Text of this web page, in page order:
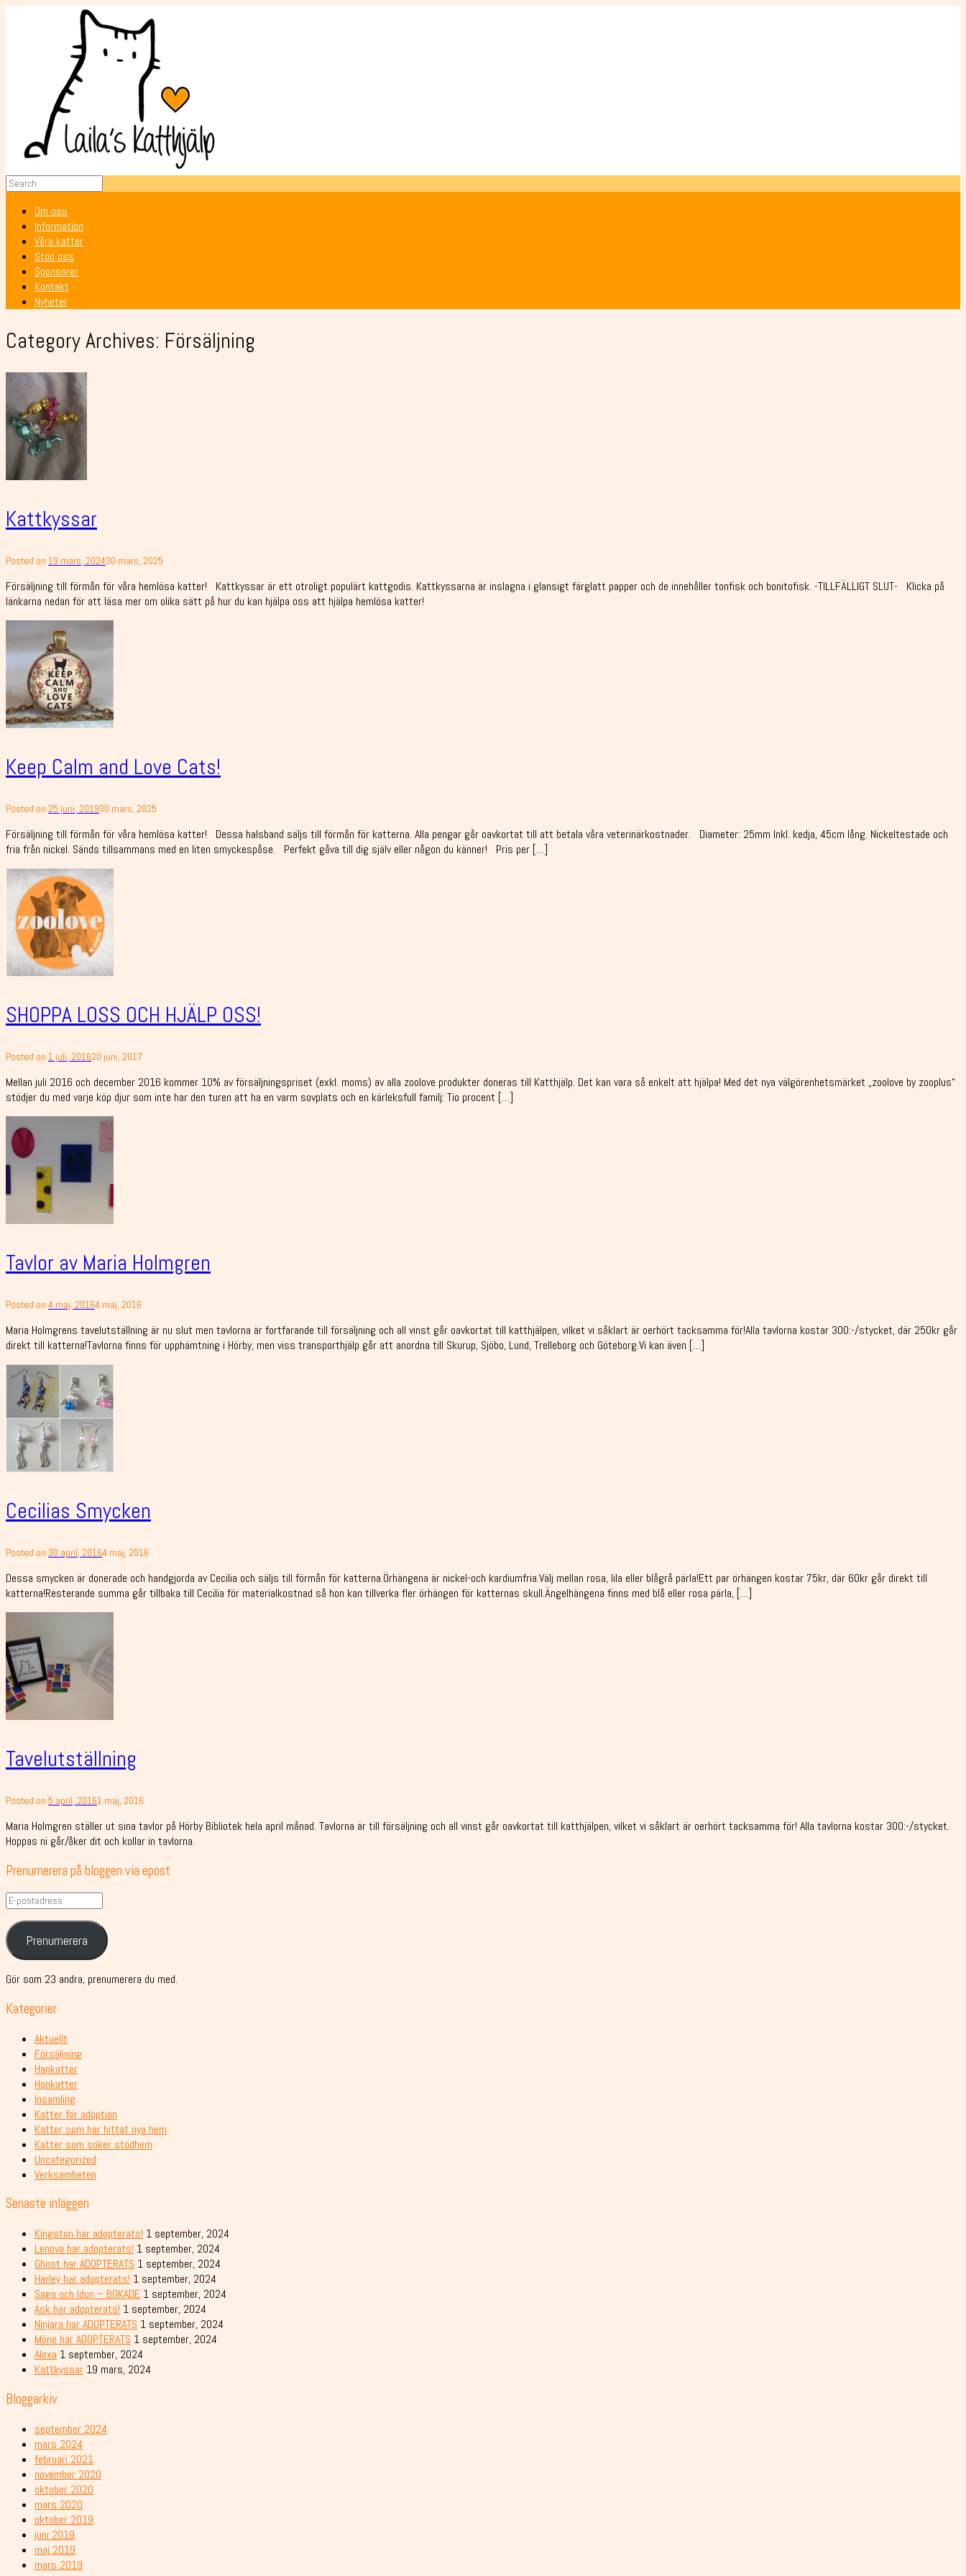
Om oss
Information
Våra katter
Stöd oss
Sponsorer
Kontakt
Nyheter
Category Archives: Försäljning
Kattkyssar
Posted on 19 mars, 202430 mars, 2025
Försäljning till förmån för våra hemlösa katter! Kattkyssar är ett otroligt populärt kattgodis. Kattkyssarna är inslagna i glansigt färglatt papper och de innehåller tonfisk och bonitofisk. -TILLFÄLLIGT SLUT- Klicka på
länkarna nedan för att läsa mer om olika sätt på hur du kan hjälpa oss att hjälpa hemlösa katter!
Keep Calm and Love Cats!
Posted on 25 juni, 201930 mars, 2025
Försäljning till förmån för våra hemlösa katter! Dessa halsband säljs till förmån för katterna. Alla pengar går oavkortat till att betala våra veterinärkostnader. Diameter: 25mm Inkl. kedja, 45cm lång. Nickeltestade och
fria från nickel. Sänds tillsammans med en liten smyckespåse. Perfekt gåva till dig själv eller någon du känner! Pris per […]
SHOPPA LOSS OCH HJÄLP OSS!
Posted on 1 juli, 201620 juni, 2017
Mellan juli 2016 och december 2016 kommer 10% av försäljningspriset (exkl. moms) av alla zoolove produkter doneras till Katthjälp. Det kan vara så enkelt att hjälpa! Med det nya välgörenhetsmärket „zoolove by zooplus“
stödjer du med varje köp djur som inte har den turen att ha en varm sovplats och en kärleksfull familj: Tio procent […]
Tavlor av Maria Holmgren
Posted on 4 maj, 20164 maj, 2016
Maria Holmgrens tavelutställning är nu slut men tavlorna är fortfarande till försäljning och all vinst går oavkortat till katthjälpen, vilket vi såklart är oerhört tacksamma för!Alla tavlorna kostar 300:-/stycket, där 250kr går
direkt till katterna!Tavlorna finns för upphämtning i Hörby, men viss transporthjälp går att anordna till Skurup, Sjöbo, Lund, Trelleborg och Göteborg.Vi kan även […]
Cecilias Smycken
Posted on 30 april, 20164 maj, 2016
Dessa smycken är donerade och handgjorda av Cecilia och säljs till förmån för katterna.Örhängena är nickel-och kardiumfria.Välj mellan rosa, lila eller blågrå pärla!Ett par örhängen kostar 75kr, där 60kr går direkt till
katterna!Resterande summa går tillbaka till Cecilia för materialkostnad så hon kan tillverka fler örhängen för katternas skull.Ängelhängena finns med blå eller rosa pärla, […]
Tavelutställning
Posted on 5 april, 20161 maj, 2016
Maria Holmgren ställer ut sina tavlor på Hörby Bibliotek hela april månad. Tavlorna är till försäljning och all vinst går oavkortat till katthjälpen, vilket vi såklart är oerhört tacksamma för! Alla tavlorna kostar 300:-/stycket.
Hoppas ni går/åker dit och kollar in tavlorna.
Prenumerera på bloggen via epost
E-
Prenumerera
Gör som 23 andra, prenumerera du med.
Kategorier
Aktuellt
Försäljning
Hankatter
Honkatter
Insamling
Katter för adoption
Katter som har hittat nya hem
Katter som söker stödhem
Uncategorized
Verksamheten
Senaste inläggen
Kingston har adopterats! 1 september, 2024
Lenova har adopterats! 1 september, 2024
Ghost har ADOPTERATS 1 september, 2024
Harley har adopterats! 1 september, 2024
Saga och Idun – BOKADE 1 september, 2024
Ask har adopterats! 1 september, 2024
Ninjara har ADOPTERATS 1 september, 2024
Möne har ADOPTERATS 1 september, 2024
Alexa 1 september, 2024
Kattkyssar 19 mars, 2024
Bloggarkiv
september 2024
mars 2024
februari 2021
november 2020
oktober 2020
mars 2020
oktober 2019
juni 2019
maj 2019
mars 2019